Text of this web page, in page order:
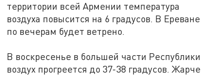
территории всей Армении температура
воздуха повысится на 6 градусов. В Ереване
по вечерам будет ветрено.
В воскресенье в большей части Республики
воздух прогреется до 37-38 градусов. Жарче